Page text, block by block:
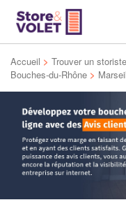
Accueil > Trouver un storiste
Bouches-du-Rhône >